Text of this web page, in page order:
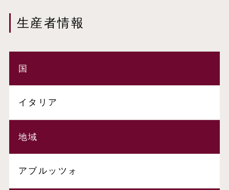
生産者情報
国
イタリア
地域
アブルッツォ